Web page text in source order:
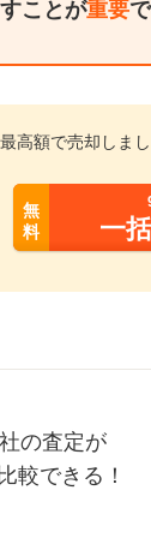
ことが重要
高額で売却しま
無
料
一
の査定が
較できる！